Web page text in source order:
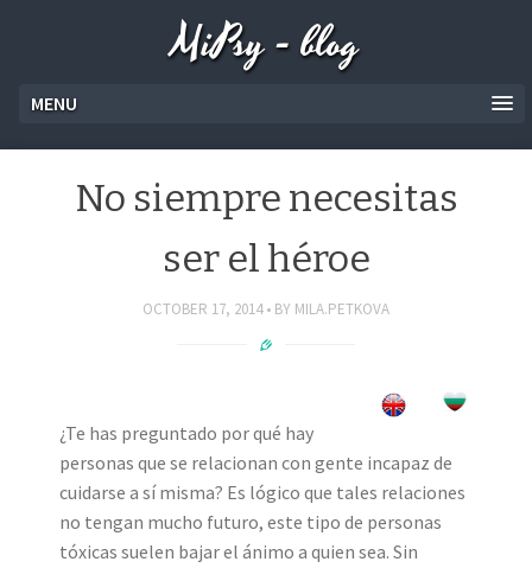
MiPsy - blog
MENU
No siempre necesitas
ser el héroe
OCTOBER 17, 2014 BY MILA.PETKOVA
¿Te has preguntado por qué hay
personas que se relacionan con gente incapaz de
cuidarse a sí misma? Es lógico que tales relaciones
no tengan mucho futuro, este tipo de personas
tóxicas suelen bajar el ánimo a quien sea. Sin